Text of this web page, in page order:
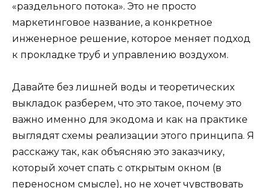
«раздельного потока». Это не просто
маркетинговое название, а конкретное
инженерное решение, которое меняет подход
к прокладке труб и управлению воздухом.
Давайте без лишней воды и теоретических
выкладок разберем, что это такое, почему это
важно именно для экодома и как на практике
выглядят схемы реализации этого принципа. Я
расскажу так, как объясняю это заказчику,
который хочет спать с открытым окном (в
переносном смысле), но не хочет чувствовать